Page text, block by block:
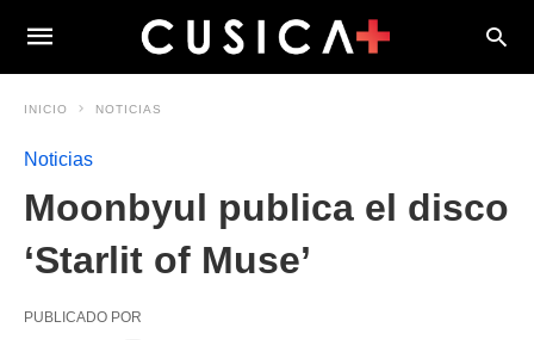
INICIO NOTICIAS
Noticias
Moonbyul publica el disco
‘Starlit of Muse’
PUBLICADO POR